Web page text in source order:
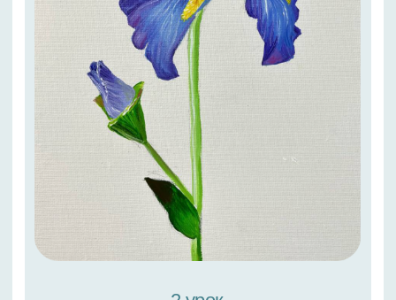
3 ступень художника.
Современные интерьерные
картины на разных форматах